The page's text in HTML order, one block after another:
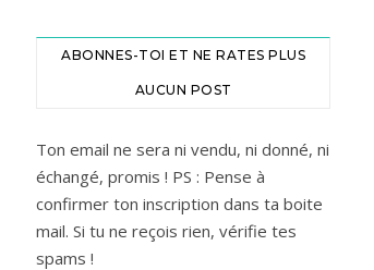
ABONNES-TOI ET NE RATES PLUS
AUCUN POST
Ton email ne sera ni vendu, ni donné, ni
échangé, promis ! PS : Pense à
confirmer ton inscription dans ta boite
mail. Si tu ne reçois rien, vérifie tes
spams !